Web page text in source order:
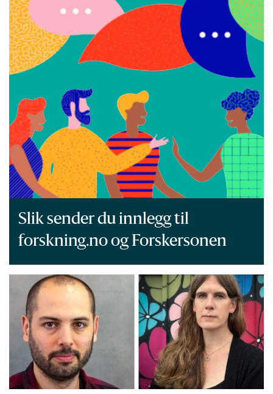
Slik sender du innlegg til
forskning.no og Forskersonen